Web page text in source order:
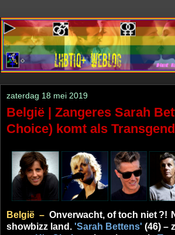
zaterdag 18 mei 2019
België | Zangeres Sarah
Choice) komt als
België – Onverwacht, of toch niet?!
showbizz land. 'Sarah Bettens' (46) –